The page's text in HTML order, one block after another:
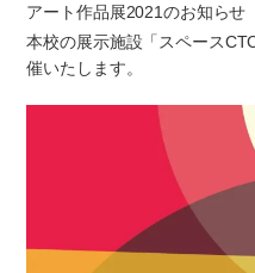
アート作品展2021のお知らせ
本校の展示施設「スペース
催いたします。